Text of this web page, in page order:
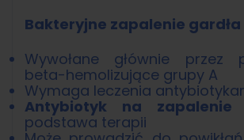
Bakteryjne zapalenie gardła
Wywołane głównie przez
beta-hemolizujące grupy A
Wymaga leczenia
Antybiotyk na zapalenie
podstawa terapii